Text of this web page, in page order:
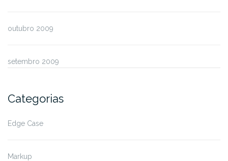
outubro 2009
setembro 2009
Categorias
Edge Case
Markup